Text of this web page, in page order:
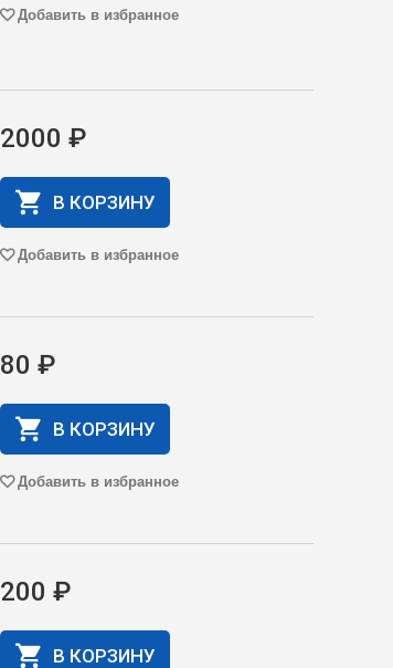
Добавить в избранное
2000 ₽
В КОРЗИНУ
Добавить в избранное
80 ₽
В КОРЗИНУ
Добавить в избранное
200 ₽
В КОРЗИНУ